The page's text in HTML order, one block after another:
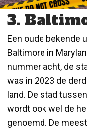
3.
Een oude bekende
Baltimore in
nummer acht, de
was in 2023 de
land. De stad tussen
wordt ook wel de
genoemd. De